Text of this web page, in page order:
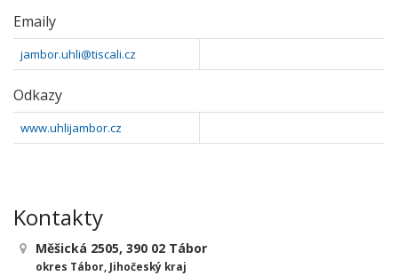
Emaily
jambor.uhli@tiscali.cz
Odkazy
www.uhlijambor.cz
Kontakty
Měšická 2505, 390 02 Tábor
okres Tábor, Jihočeský kraj